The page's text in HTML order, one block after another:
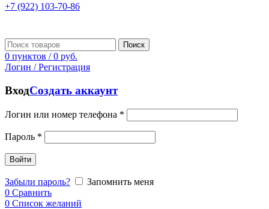
+7 (922) 103-70-86
Поиск
0 пунктов / 0 руб.
Логин / Регистрация
ВходСоздать аккаунт
Логин или номер телефона *
Пароль *
Войти
Забыли пароль?
Запомнить меня
0 Сравнить
0 Список желаний